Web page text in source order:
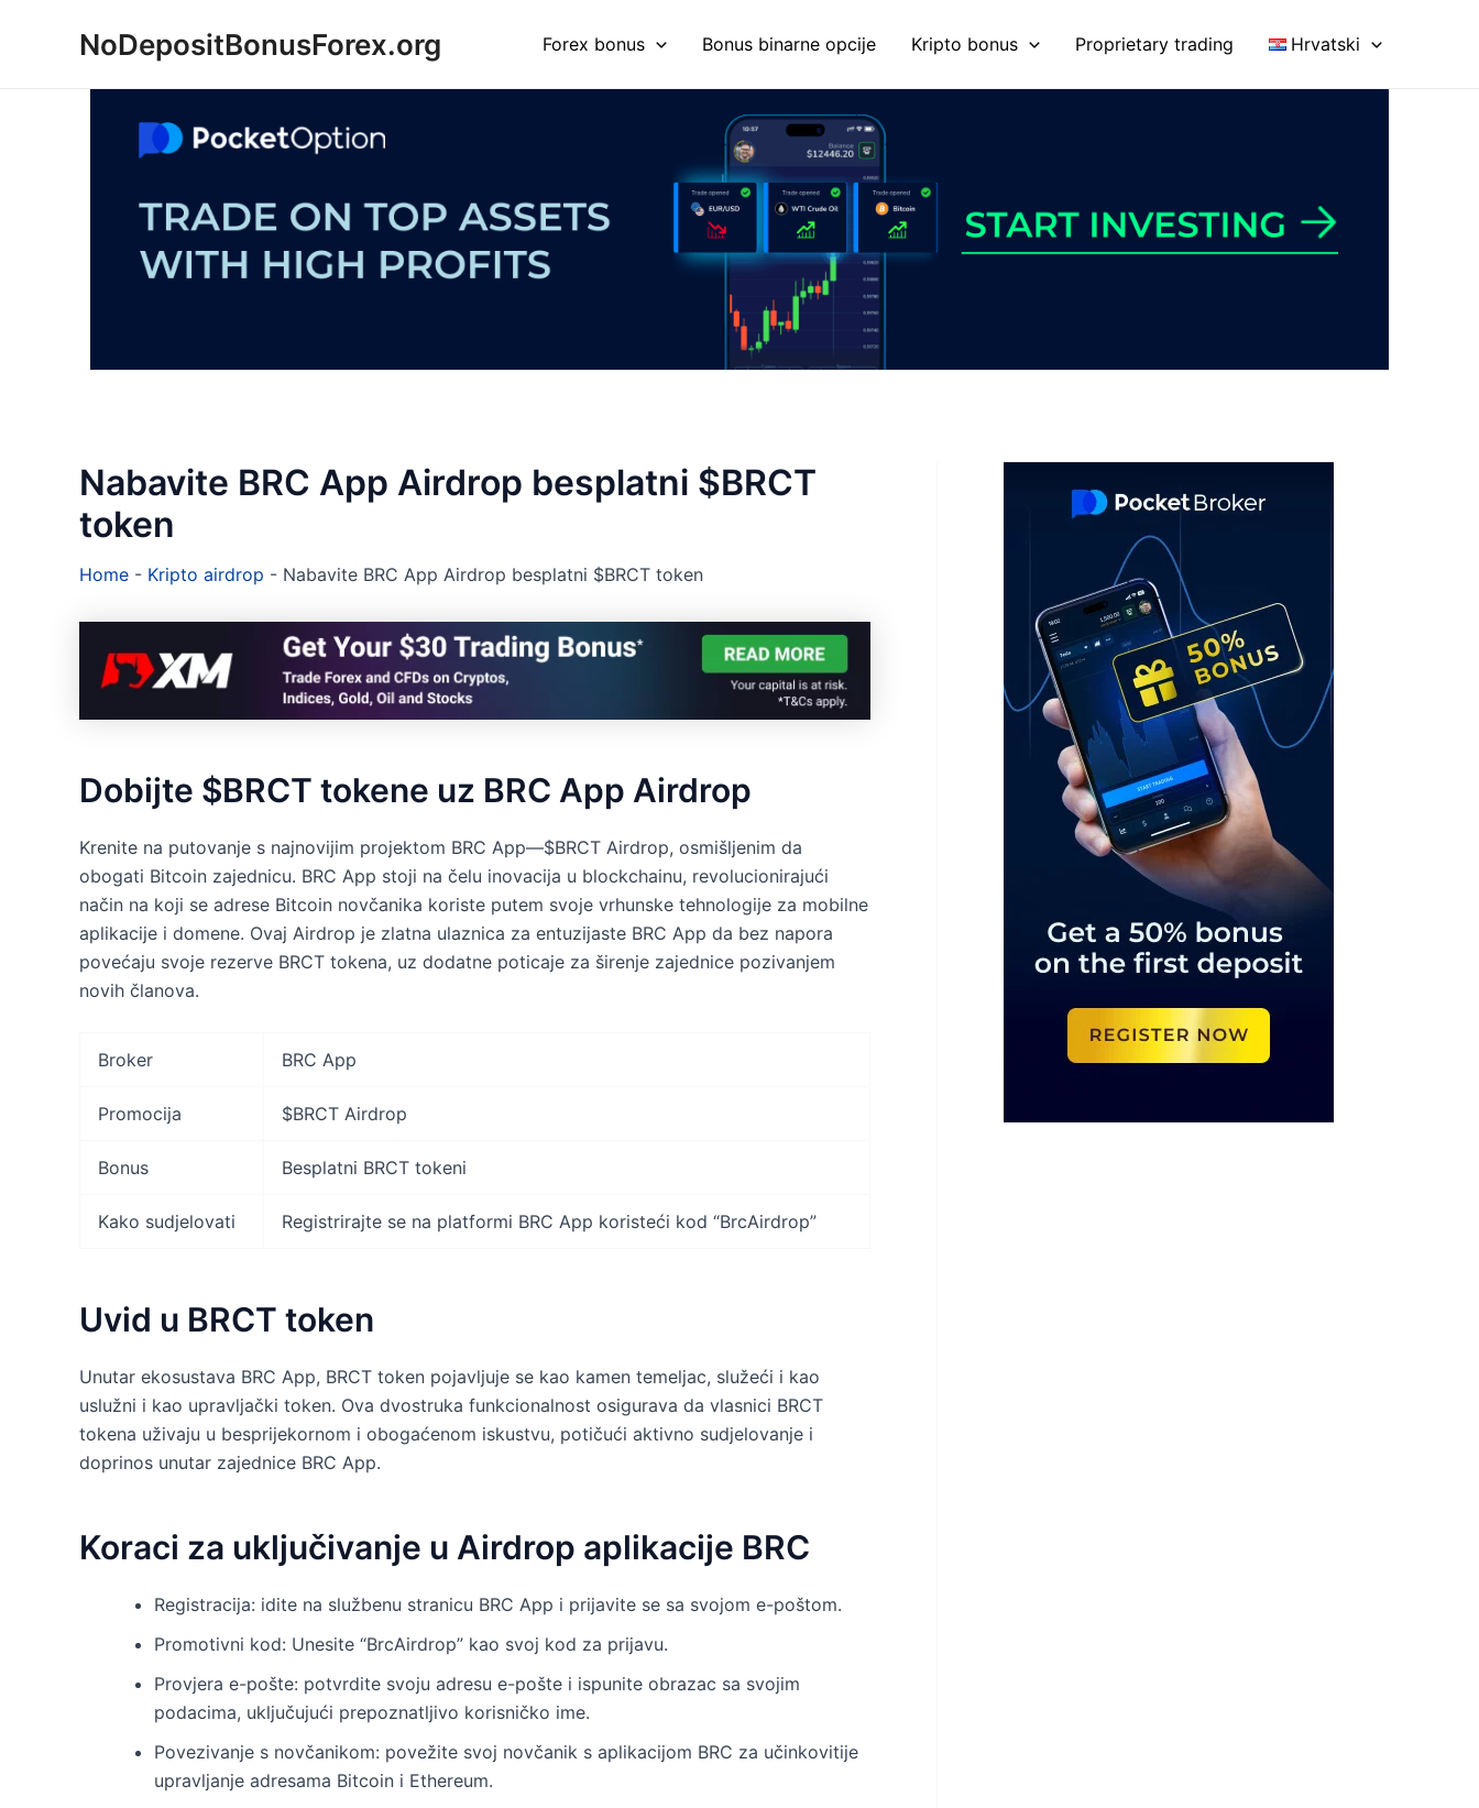
NoDepositBonusForex.org Forex bonus Bonus binarne opcije Kripto bonus Proprietary trading Hrvatski
Nabavite BRC App Airdrop besplatni $BRCT
token
Home - Kripto airdrop - Nabavite BRC App Airdrop besplatni $BRCT token
Dobijte $BRCT tokene uz BRC App Airdrop
Krenite na putovanje s najnovijim projektom BRC App—$BRCT Airdrop, osmišljenim da
obogati Bitcoin zajednicu. BRC App stoji na čelu inovacija u blockchainu, revolucionirajući
način na koji se adrese Bitcoin novčanika koriste putem svoje vrhunske tehnologije za mobilne
aplikacije i domene. Ovaj Airdrop je zlatna ulaznica za entuzijaste BRC App da bez napora
povećaju svoje rezerve BRCT tokena, uz dodatne poticaje za širenje zajednice pozivanjem
novih članova.
Broker BRC App
Promocija $BRCT Airdrop
Bonus Besplatni BRCT tokeni
Kako sudjelovati Registrirajte se na platformi BRC App koristeći kod “BrcAirdrop”
Uvid u BRCT token
Unutar ekosustava BRC App, BRCT token pojavljuje se kao kamen temeljac, služeći i kao
uslužni i kao upravljački token. Ova dvostruka funkcionalnost osigurava da vlasnici BRCT
tokena uživaju u besprijekornom i obogaćenom iskustvu, potičući aktivno sudjelovanje i
doprinos unutar zajednice BRC App.
Koraci za uključivanje u Airdrop aplikacije BRC
Registracija: idite na službenu stranicu BRC App i prijavite se sa svojom e-poštom.
Promotivni kod: Unesite “BrcAirdrop” kao svoj kod za prijavu.
Provjera e-pošte: potvrdite svoju adresu e-pošte i ispunite obrazac sa svojim
podacima, uključujući prepoznatljivo korisničko ime.
Povezivanje s novčanikom: povežite svoj novčanik s aplikacijom BRC za učinkovitije
upravljanje adresama Bitcoin i Ethereum.